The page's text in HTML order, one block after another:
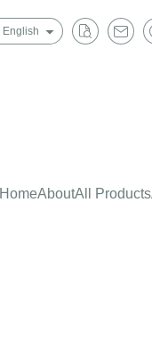
English
HomeAboutAll Products